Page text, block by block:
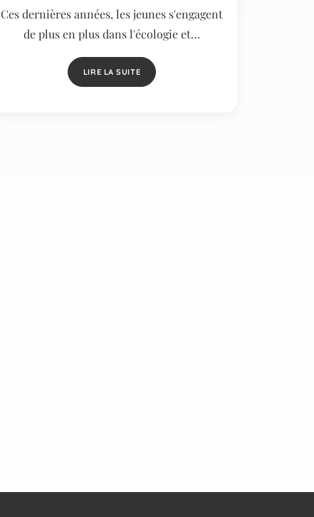
Ces dernières années, les jeunes s'engagent
de plus en plus dans l'écologie et…
LIRE LA SUITE